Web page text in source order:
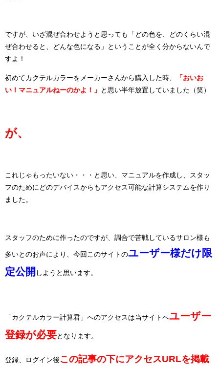
ですが、いざ混ぜ合わせようと思っても「どの色を、どのくらい混
ぜ合わせると、どんな色になる」ということが全く分からないんで
すよ！
初めてカクテルカラーをメーカーさんから購入した時、
「おいお
い！マニュアルねーのかよ！」
と思い半年放置していました（笑）
が、
これじゃもったいない・・・と思い、マニュアルを作成し、スタッ
フのためにどのデバイスからもアクセス可能な計算システムを作り
ました。
スタッフのために作ったのですが、調合で苦戦しているサロン様も
多いとのお声により、今回このサイトのユーザー様だけ限
定公開 しようと思います。
「カクテルカラー計算君」へのアクセスは当サイトへユーザー
登録が必要となります。
登録、ログイン後 この記事の下にアクセスURLを掲載